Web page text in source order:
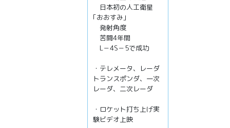
日本初の人工衛星
｢おおすみ｣
発射角度
苦闘4年間
L－4S－5で成功
・テレメータ、レーダ
トランスポンダ、一次
レーダ、二次レーダ
・ロケット打ち上げ実
験ビデオ上映